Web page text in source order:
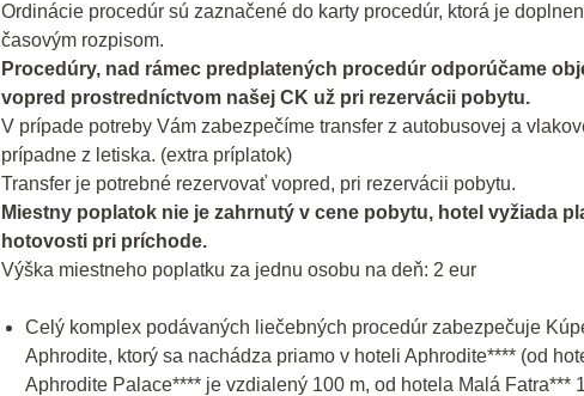
Ordinácie procedúr sú zaznačené do karty procedúr, ktorá je
časovým rozpisom.
Procedúry, nad rámec predplatených procedúr odporúčame
vopred prostredníctvom našej CK už pri rezervácii pobytu.
V prípade potreby Vám zabezpečíme transfer z autobusovej a
prípadne z letiska. (extra príplatok)
Transfer je potrebné rezervovať vopred, pri rezervácii pobytu.
Miestny poplatok nie je zahrnutý v cene pobytu, hotel vyžiada
hotovosti pri príchode.
Výška miestneho poplatku za jednu osobu na deň: 2 eur
Celý komplex podávaných liečebných procedúr zabezpečuje
Aphrodite, ktorý sa nachádza priamo v hoteli Aphrodite**** (od
Aphrodite Palace**** je vzdialený 100 m, od hotela Malá Fatra***